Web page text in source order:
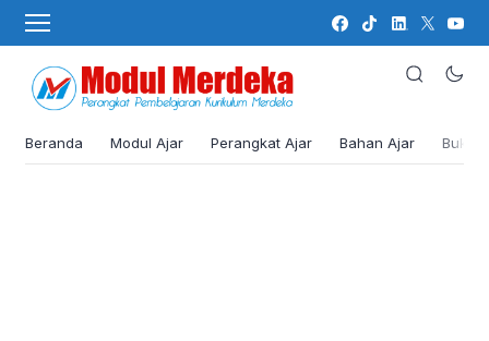
Beranda Modul Ajar Perangkat Ajar Bahan Ajar Buku